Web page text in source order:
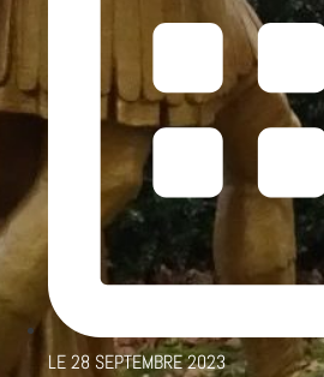
LE28 SEPTEMBRE 2023